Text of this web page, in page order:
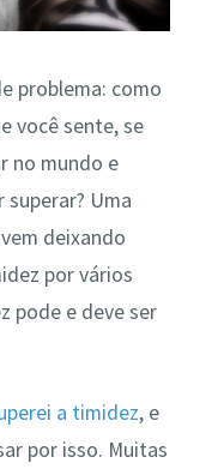
problema: como
você sente, se
no mundo e
Uma
deixando
por vários
pode e deve ser
a timidez, e
por isso. Muitas